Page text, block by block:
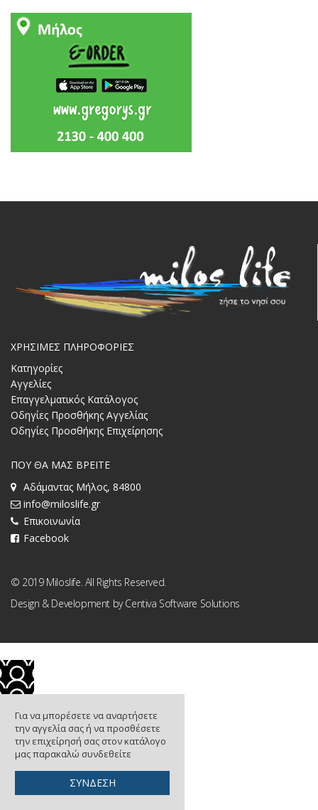
ΧΡΗΣΙΜΕΣ ΠΛΗΡΟΦΟΡΙΕΣ
Κατηγορίες
Αγγελίες
Επαγγελματικός Κατάλογος
Οδηγίες Προσθήκης Αγγελίας
Οδηγίες Προσθήκης Επιχείρησης
ΠΟΥ ΘΑ ΜΑΣ ΒΡΕΙΤΕ
Αδάμαντας Μήλος, 84800
info@miloslife.gr
Επικοινωνία
Facebook
© 2019 Miloslife. All Rights Reserved.
Design & Development byCentiva Software Solutions
Για να μπορέσετε να αναρτήσετε
την αγγελία σας ή να προσθέσετε
την επιχείρησή σας στον κατάλογο
μας παρακαλώ συνδεθείτε
ΣΥΝΔΕΣΗ